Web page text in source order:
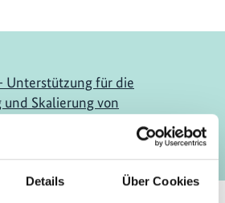
Details Über Cookies
Unterstützung für die
Skalierung von